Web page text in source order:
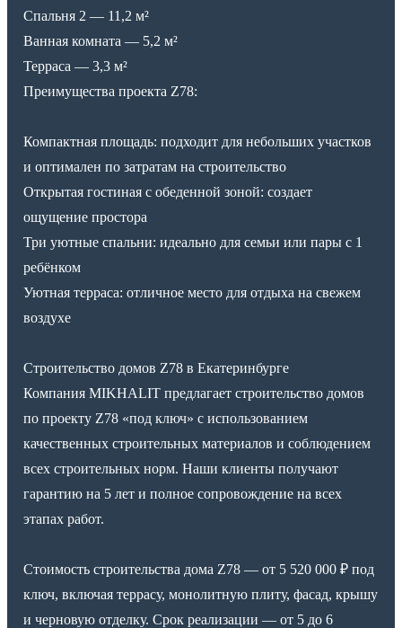
Спальня 2 — 11,2 м²
Ванная комната — 5,2 м²
Терраса — 3,3 м²
Преимущества проекта Z78:
Компактная площадь: подходит для небольших участков
и оптимален по затратам на строительство
Открытая гостиная с обеденной зоной: создает
ощущение простора
Три уютные спальни: идеально для семьи или пары с 1
ребёнком
Уютная терраса: отличное место для отдыха на свежем
воздухе
Строительство домов Z78 в Екатеринбурге
Компания MIKHALIT предлагает строительство домов
по проекту Z78 «под ключ» с использованием
качественных строительных материалов и соблюдением
всех строительных норм. Наши клиенты получают
гарантию на 5 лет и полное сопровождение на всех
этапах работ.
Стоимость строительства дома Z78 — от 5 520 000 ₽ под
ключ, включая террасу, монолитную плиту, фасад, крышу
и черновую отделку. Срок реализации — от 5 до 6